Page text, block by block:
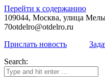
Перейти к содержанию
109044, Москва, улица
70otdelro@otdelro.ru
Прислать новость
Search: